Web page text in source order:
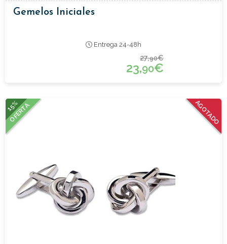
Gemelos Iniciales
Entrega 24-48h
27,90€
23,90€
AGOTADO
15%
OFERTA